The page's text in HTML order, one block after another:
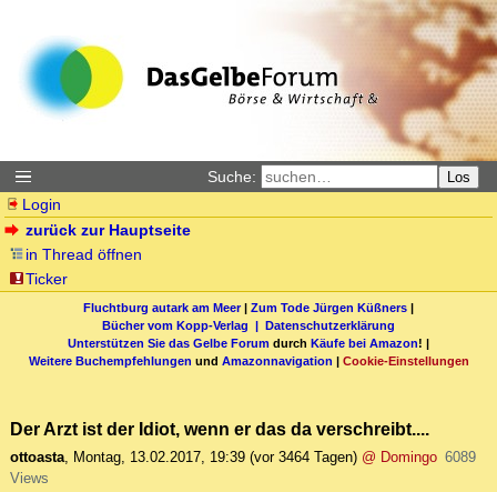
Suche: Los
Login
zurück zur Hauptseite
in Thread öffnen
Ticker
Fluchtburg autark am Meer| Zum Tode Jürgen Küßners |
Bücher vom Kopp-Verlag | Datenschutzerklärung
Unterstützen Sie das Gelbe Forum durch Käufe bei Amazon! |
Weitere Buchempfehlungen und Amazonnavigation | Cookie-Einstellungen
Der Arzt ist der Idiot, wenn er das da verschreibt....
ottoasta, Montag, 13.02.2017, 19:39 (vor 3464 Tagen) @ Domingo 6089
Views